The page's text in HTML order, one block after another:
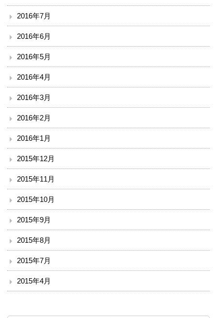
2016年7月
2016年6月
2016年5月
2016年4月
2016年3月
2016年2月
2016年1月
2015年12月
2015年11月
2015年10月
2015年9月
2015年8月
2015年7月
2015年4月